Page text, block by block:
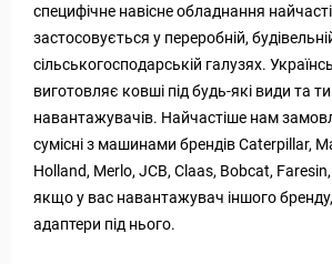
специфічне навісне обладнання
застосовується у переробній,
сільськогосподарській галузях.
виготовляє ковші під будь-які види та
навантажувачів. Найчастіше нам
сумісні з машинами брендів Caterpillar,
Holland, Merlo, JCB, Claas, Bobcat,
якщо у вас навантажувач іншого
адаптери під нього.